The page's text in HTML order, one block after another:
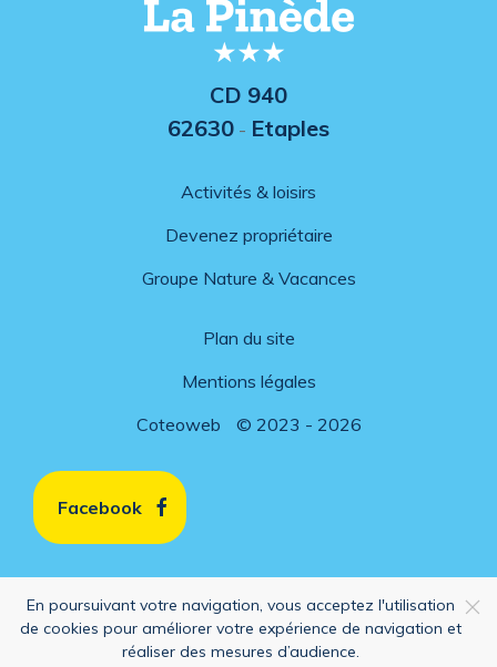
CD 940
62630 - Etaples
Activités & loisirs
Devenez propriétaire
Groupe Nature & Vacances
Plan du site
Mentions légales
Coteoweb
© 2023 - 2026
Facebook
En poursuivant votre navigation, vous acceptez l'utilisation
de cookies pour améliorer votre expérience de navigation et
réaliser des mesures d’audience.